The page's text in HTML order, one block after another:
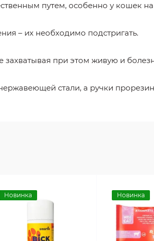
путем, особенно у кошек
– их необходимо подстригать.
при этом живую и
стали, а ручки
Новинка Новинка